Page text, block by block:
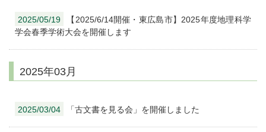
2025/05/19
【2025/6/14開催・東広島市】2025年度地理科学
学会春季学術大会を開催します
2025年03月
2025/03/04 「古文書を見る会」を開催しました